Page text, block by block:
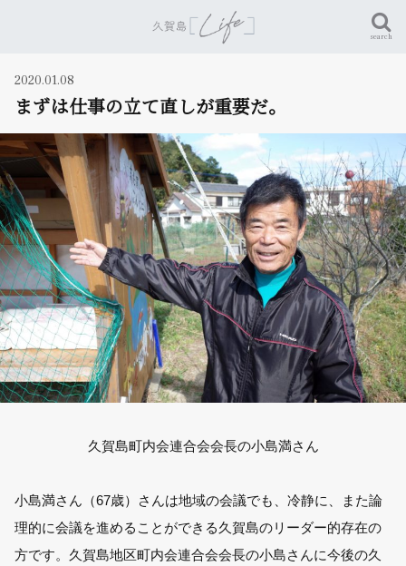
search
2020.01.08
まずは仕事の立て直しが重要だ。
久賀島町内会連合会会長の小島満さん
小島満さん（67歳）さんは地域の会議でも、冷静に、また論
理的に会議を進めることができる久賀島のリーダー的存在の
方です。久賀島地区町内会連合会会長の小島さんに今後の久